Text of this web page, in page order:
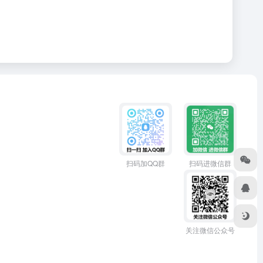
扫码加QQ群 扫码进微信群
关注微信公众号